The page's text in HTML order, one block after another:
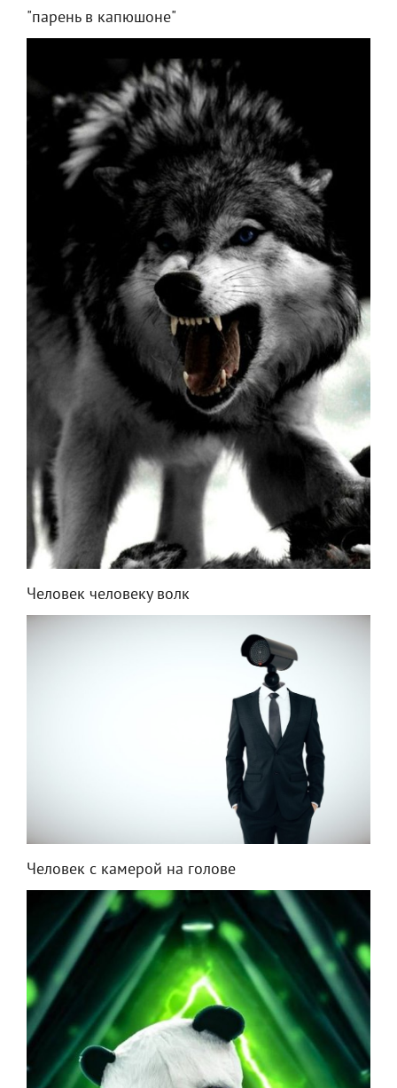
"парень в капюшоне"
Человек человеку волк
Человек с камерой на голове